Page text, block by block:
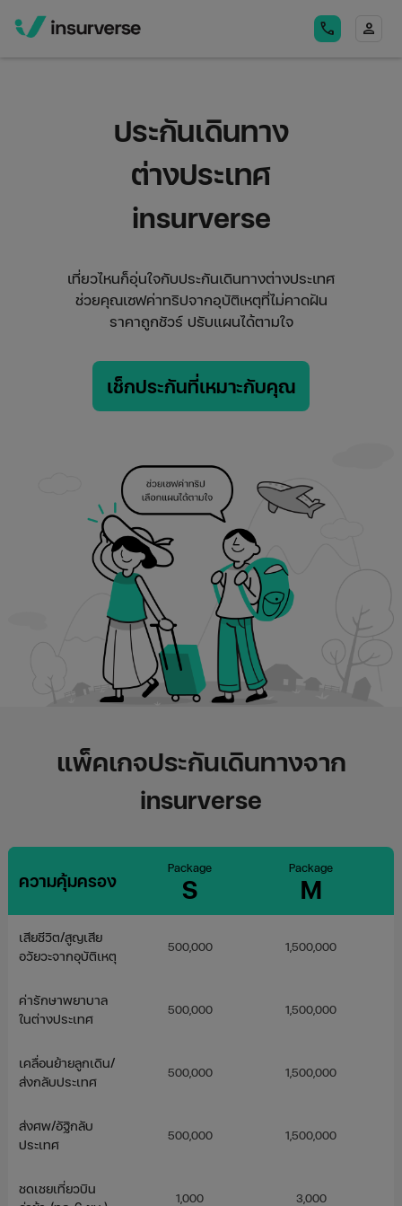
call person
ประกันเดินทาง
ต่างประเทศ
insurverse
เที่ยวไหนก็อุ่นใจกับประกันเดินทางต่างประเทศ
ช่วยคุณเซฟค่าทริปจากอุบัติเหตุที่ไม่คาดฝัน
ราคาถูกชัวร์ ปรับแผนได้ตามใจ
เช็กประกันที่เหมาะกับคุณ
แพ็คเกจประกันเดินทางจาก
insurverse
ความคุ้มครอง
Package
S
Package
M
เสียชีวิต/สูญเสีย
อวัยวะจากอุบัติเหตุ
500,000 1,500,000
ค่ารักษาพยาบาล
ในต่างประเทศ
500,000 1,500,000
เคลื่อนย้ายลูกเดิน/
ส่งกลับประเทศ
500,000 1,500,000
ส่งศพ/อัฐิกลับ
ประเทศ
500,000 1,500,000
ชดเชยเที่ยวบิน
1,000 3,000